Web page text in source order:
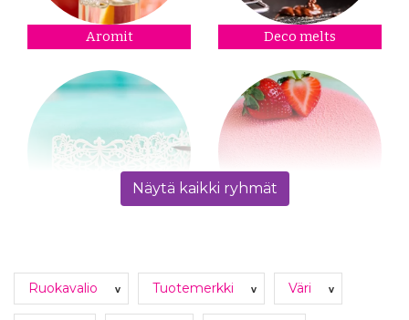
Aromit Deco melts
Näytä kaikki ryhmät
Ruokavalio v Tuotemerkki v Väri v